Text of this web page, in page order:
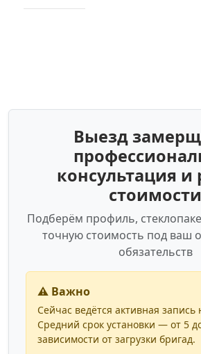
Выезд
консультация и
стоимости
Подберём профиль,
точную стоимость под ваш
обязательств
⚠️ Важно
Сейчас ведётся активная
Средний срок установки — от 5
зависимости от загрузки бригад.